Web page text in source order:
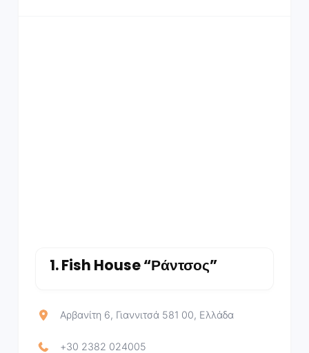
1.Fish House “Ράντσος”
Αρβανίτη 6, Γιαννιτσά 581 00, Ελλάδα
+30 2382 024005